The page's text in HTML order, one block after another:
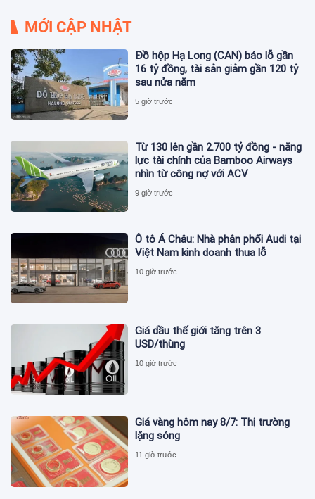
MỚI CẬP NHẬT
Đồ hộp Hạ Long (CAN) báo lỗ gần
16 tỷ đồng, tài sản giảm gần 120 tỷ
sau nửa năm
5 giờ trước
Từ 130 lên gần 2.700 tỷ đồng - năng
lực tài chính của Bamboo Airways
nhìn từ công nợ với ACV
9 giờ trước
Ô tô Á Châu: Nhà phân phối Audi tại
Việt Nam kinh doanh thua lỗ
10 giờ trước
Giá dầu thế giới tăng trên 3
USD/thùng
10 giờ trước
Giá vàng hôm nay 8/7: Thị trường
lặng sóng
11 giờ trước